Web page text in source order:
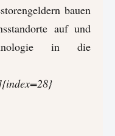
bauen
auf und
in die